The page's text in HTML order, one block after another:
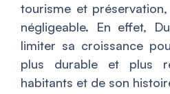
tourisme et
négligeable. En effet,
limiter sa croissance
plus durable et plus
habitants et de son